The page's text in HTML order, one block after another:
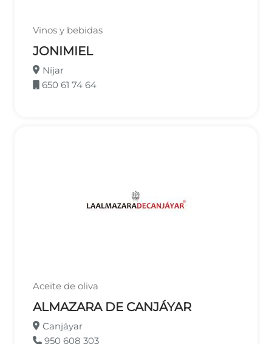
Vinos y bebidas
JONIMIEL
Níjar
650 61 74 64
Aceite de oliva
ALMAZARA DE CANJÁYAR
Canjáyar
950 608 303